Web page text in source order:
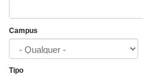
Campus
Tipo